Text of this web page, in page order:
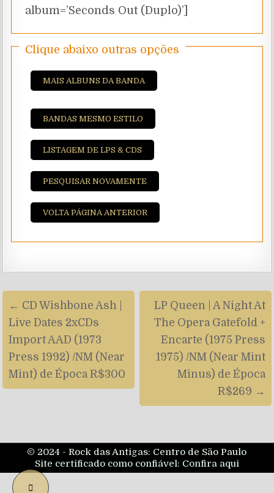
album=’Seconds Out (Duplo)’]
Clique abaixo outras opções
MAIS ALBUNS DA BANDA
BANDAS MESMO ESTILO
LISTAGEM DE LPS & CDS
PESQUISAR NOVAMENTE
VOLTA PÁGINA ANTERIOR
Navegação
de
artigos
LP Queen | A Night At
The Opera Gatefold +
Encarte (1975 Press
1975) /NM (Near Mint
Minus) de Época
R$269 →
← CD Wishbone Ash |
Live Dates 2xCDs
Import AAD (1973
Press 1992) /NM (Near
Mint) de Época R$300
© 2024 - Rock das Antigas: Centro de São Paulo
Site certificado como confiável: Confira aqui
SCROLL